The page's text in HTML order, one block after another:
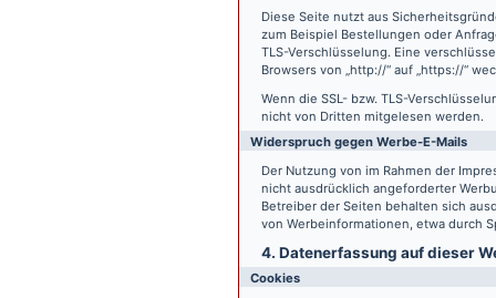
Diese Seite nutzt aus
zum Beispiel Bestellungen oder
TLS-Verschlüsselung. Eine
Browsers von „http://“ auf „https://“
Wenn die SSL- bzw. TLS-
nicht von Dritten mitgelesen werden.
Widerspruch gegen Werbe-E-Mails
Der Nutzung von im Rahmen der
nicht ausdrücklich angeforderter
Betreiber der Seiten behalten sich
von Werbeinformationen, etwa durch
4. Datenerfassung auf dieser
Cookies